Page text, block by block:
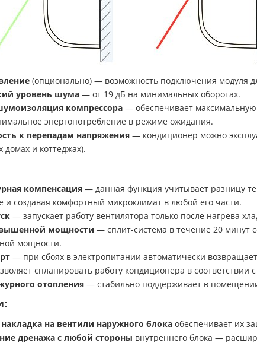
(опционально) — возможность подключения модуля
уровень шума — от 19 дБ на минимальных оборотах.
компрессора — обеспечивает
энергопотребление в режиме ожидания.
к перепадам напряжения — кондиционер можно
домах и коттеджах).
компенсация — данная функция учитывает разницу
создавая комфортный микроклимат в любой его части.
— запускает работу вентилятора только после нагрева
мощности — сплит-система в течение 20 минут
мощности.
— при сбоях в электропитании автоматически
спланировать работу кондиционера в соответствии
отопления — стабильно поддерживает в помещении
на вентили наружного блока обеспечивает их
дренажа с любой стороны внутреннего блока —